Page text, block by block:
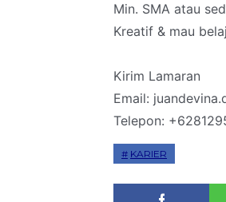
Min. SMA atau
Kreatif & mau
Kirim Lamaran
Email:
Telepon:
KARIER